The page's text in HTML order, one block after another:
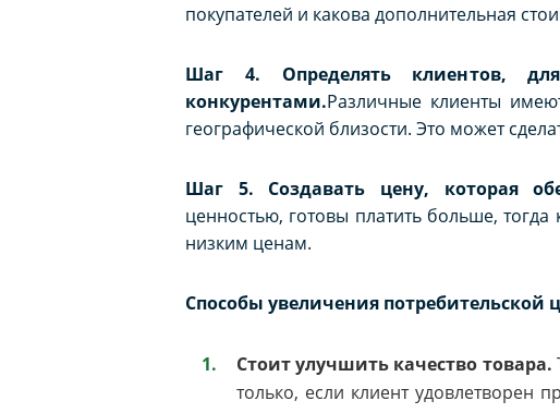
покупателей и какова дополнительная
Шаг 4. Определять клиентов,
конкурентами.Различные клиенты
географической близости. Это может
Шаг 5. Создавать цену, которая
ценностью, готовы платить больше,
низким ценам.
Способы увеличения потребительской
Стоит улучшить качество товара.
только, если клиент удовлетворен